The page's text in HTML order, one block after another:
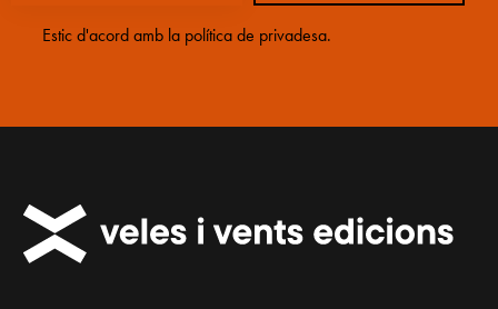
Estic d'acord amb la política de privadesa.